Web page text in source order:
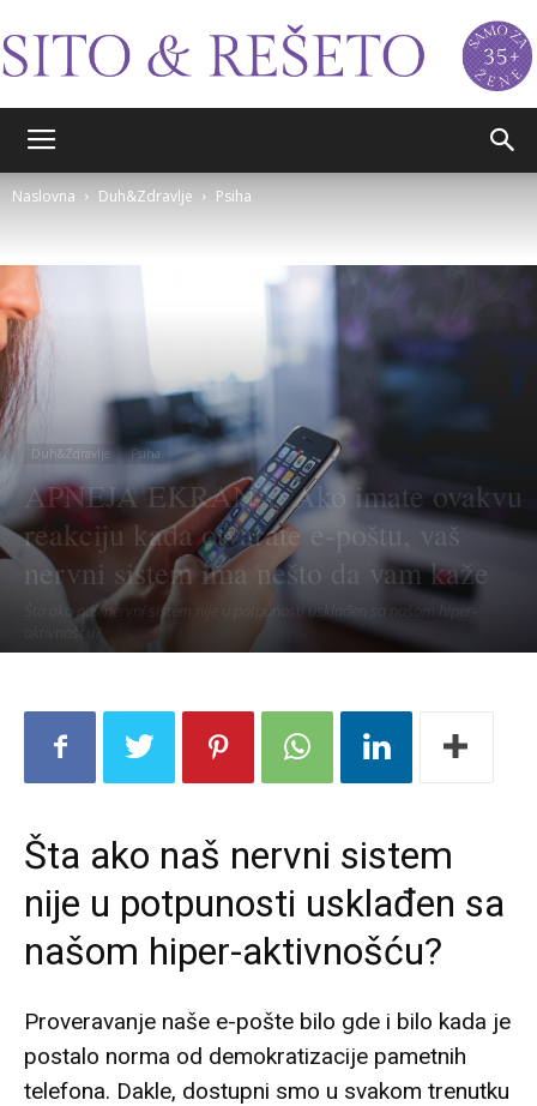
Naslovna Duh&Zdravlje Psiha
Duh&Zdravlje Psiha
APNEJA EKRANA: Ako imate ovakvu
reakciju kada otvarate e-poštu, vaš
nervni sistem ima nešto da vam kaže
Šta ako naš nervni sistem nije u potpunosti usklađen sa našom hiper-
aktivnošću?
Šta ako naš nervni sistem
nije u potpunosti usklađen sa
našom hiper-aktivnošću?
Proveravanje naše e-pošte bilo gde i bilo kada je
postalo norma od demokratizacije pametnih
telefona. Dakle, dostupni smo u svakom trenutku